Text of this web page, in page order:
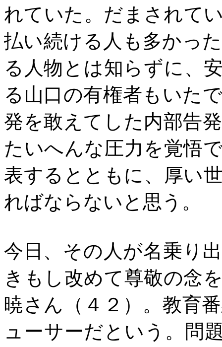
れていた。だまされて
払い続ける人も多かっ
る人物とは知らずに、
る山口の有権者もいた
発を敢えてした内部告
たいへんな圧力を覚悟
表するとともに、厚い
ればならないと思う。
今日、その人が名乗り
きもし改めて尊敬の念
暁さん（４２）。教育
ューサーだという。問